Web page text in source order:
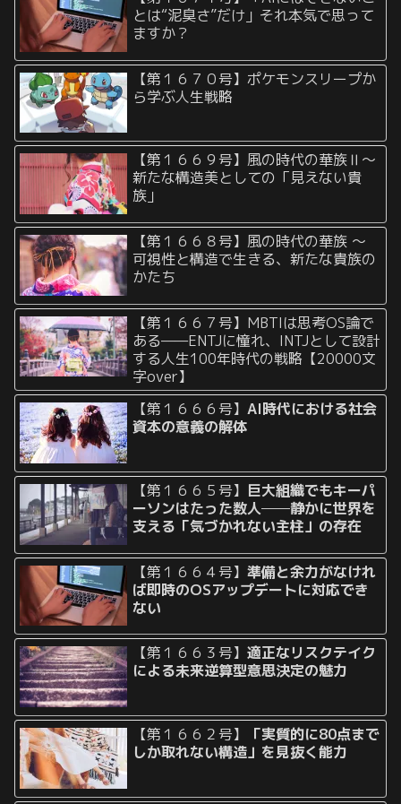
とは“泥臭さ”だけ」それ本気で思って
ますか？
【第１６７０号】ポケモンスリープか
ら学ぶ人生戦略
【第１６６９号】風の時代の華族Ⅱ〜
新たな構造美としての「見えない貴
族」
【第１６６８号】風の時代の華族 〜
可視性と構造で生きる、新たな貴族の
かたち
【第１６６７号】MBTIは思考OS論で
ある——ENTJに憧れ、INTJとして設計
する人生100年時代の戦略【20000文
字over】
【第１６６６号】AI時代における社会
資本の意義の解体
【第１６６５号】 巨大組織でもキーパ
ーソンはたった数人──静かに世界を
支える「気づかれない主柱」の存在
【第１６６４号】準備と余力がなけれ
ば即時のOSアップデートに対応でき
ない
【第１６６３号】適正なリスクテイク
による未来逆算型意思決定の魅力
【第１６６２号】
「実質的に80点まで
しか取れない構造」を見抜く能力